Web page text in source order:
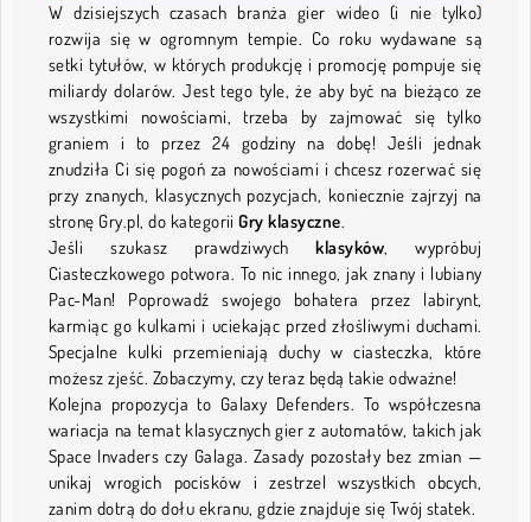
W dzisiejszych czasach branża gier wideo (i nie tylko)
rozwija się w ogromnym tempie. Co roku wydawane są
setki tytułów, w których produkcję i promocję pompuje się
miliardy dolarów. Jest tego tyle, że aby być na bieżąco ze
wszystkimi nowościami, trzeba by zajmować się tylko
graniem i to przez 24 godziny na dobę! Jeśli jednak
znudziła Ci się pogoń za nowościami i chcesz rozerwać się
przy znanych, klasycznych pozycjach, koniecznie zajrzyj na
stronę Gry.pl, do kategoriiGry klasyczne.
Jeśli szukasz prawdziwychklasyków, wypróbuj
Ciasteczkowego potwora. To nic innego, jak znany i lubiany
Pac-Man! Poprowadź swojego bohatera przez labirynt,
karmiąc go kulkami i uciekając przed złośliwymi duchami.
Specjalne kulki przemieniają duchy w ciasteczka, które
możesz zjeść. Zobaczymy, czy teraz będą takie odważne!
Kolejna propozycja to Galaxy Defenders. To współczesna
wariacja na temat klasycznych gier z automatów, takich jak
Space Invaders czy Galaga. Zasady pozostały bez zmian —
unikaj wrogich pocisków i zestrzel wszystkich obcych,
zanim dotrą do dołu ekranu, gdzie znajduje się Twój statek.